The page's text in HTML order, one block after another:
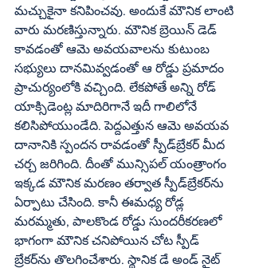
మచ్చుకైనా కనిపించవు. అందుకే మౌనిక లాంటి
వారు మరణిస్తున్నారు. మౌనిక బ్రెయిన్‌ డెడ్‌
కావడంతో ఆమె అవయవాలను కుటుంబ
సభ్యులు దానమివ్వడంతో ఆ రోడ్డు ప్రమాదం
ప్రాచుర్యంలోకి వచ్చింది. లేకపోతే అన్ని రోడ్‌
యాక్సిడెంట్ల మాదిరిగానే ఇదీ గాలిలోనే
కలిసిపోయుండేది. పెద్దఎత్తున ఆమె అవయవ
దానానికి స్పందన రావడంతో స్పీడ్‌బ్రేకర్‌ మీద
చర్చ జరిగింది. దీంతో మున్సిపల్‌ యంత్రాంగం
ఇక్కడ మౌనిక మరణం తర్వాత స్పీడ్‌బ్రేకర్‌ను
ఏర్పాటు చేసింది. కానీ ఈమధ్య రోడ్ల
మరమ్మతు, పాలకొండ రోడ్డు సుందరీకరణలో
భాగంగా మౌనిక చనిపోయిన చోట స్పీడ్‌
బ్రేకర్‌ను తొలగించేశారు. స్థానిక డే అండ్‌ నైట్‌